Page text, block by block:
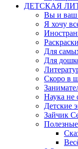
ДЕТСКАЯ
Вы и ваш
Я хочу
Для
Для
Скоро в
Наука не
Детские
Зайчик
Полезные